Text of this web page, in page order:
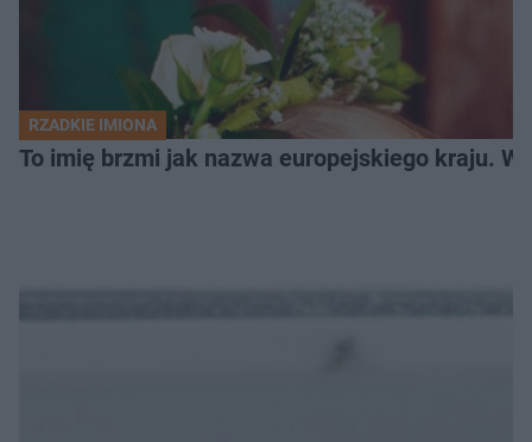
RZADKIE IMIONA
To imię brzmi jak nazwa europejskiego kraju.